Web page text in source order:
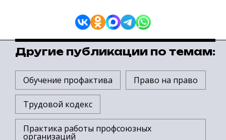
Другие публикации по темам:
Обучение профактива Право на право
Трудовой кодекс
Практика работы профсоюзных
организаций